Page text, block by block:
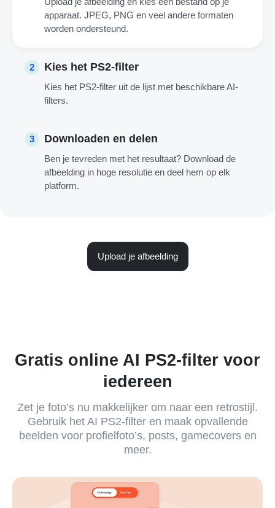
apparaat. JPEG, PNG en veel andere formaten
worden ondersteund.
2 Kies het PS2-filter
Kies het PS2-filter uit de lijst met beschikbare AI-
filters.
3 Downloaden en delen
Ben je tevreden met het resultaat? Download de
afbeelding in hoge resolutie en deel hem op elk
platform.
Upload je afbeelding
Gratis online AI PS2-filter voor
iedereen
Zet je foto’s nu makkelijker om naar een retrostijl.
Gebruik het AI PS2-filter en maak opvallende
beelden voor profielfoto’s, posts, gamecovers en
meer.